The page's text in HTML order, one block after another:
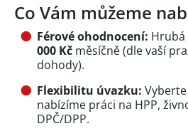
Co Vám můžeme
Férové ohodnocení: Hrubá
000 Kč měsíčně (dle vaší
dohody).
Flexibilitu úvazku:
nabízíme práci na HPP,
DPČ/DPP.